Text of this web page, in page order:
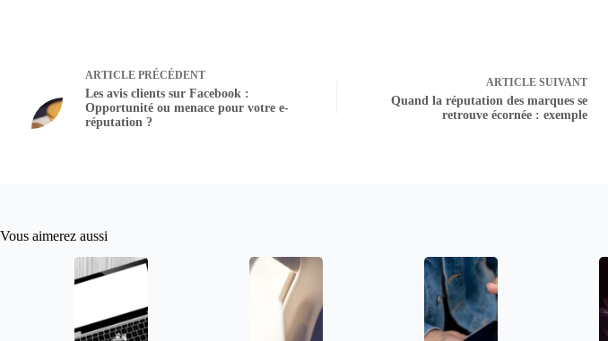
ARTICLE PRÉCÉDENT
Les avis clients sur Facebook :
Opportunité ou menace pour votre e-
réputation ?
ARTICLE SUIVANT
Quand la réputation des marques se
retrouve écornée : exemple
Vous aimerez aussi